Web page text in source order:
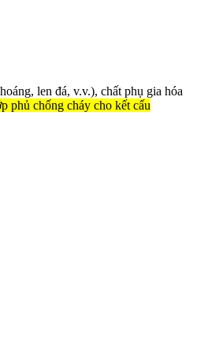
len đá, v.v.), chất phụ gia hóa
phủ chống cháy cho kết cấu